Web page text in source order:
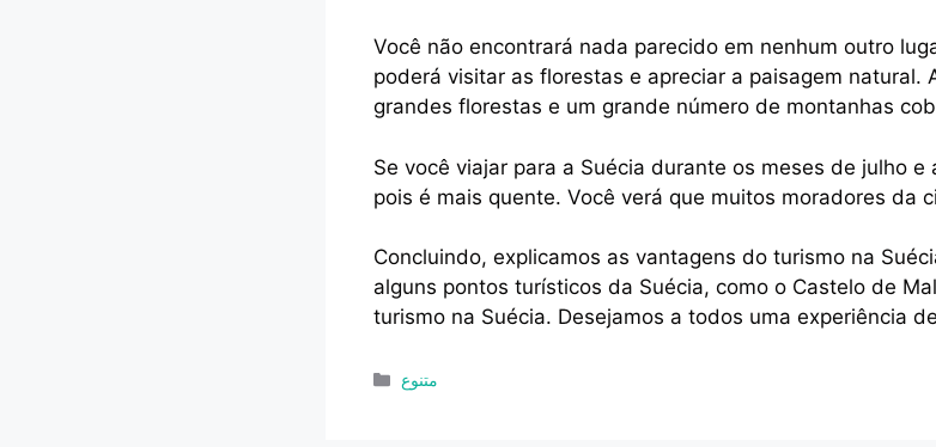
Você não encontrará nada parecido em nenhum outro
poderá visitar as florestas e apreciar a paisagem
grandes florestas e um grande número de montanhas
Se você viajar para a Suécia durante os meses de julho
pois é mais quente. Você verá que muitos moradores da
Concluindo, explicamos as vantagens do turismo na
alguns pontos turísticos da Suécia, como o Castelo de
turismo na Suécia. Desejamos a todos uma experiência
Categorias
متنوع